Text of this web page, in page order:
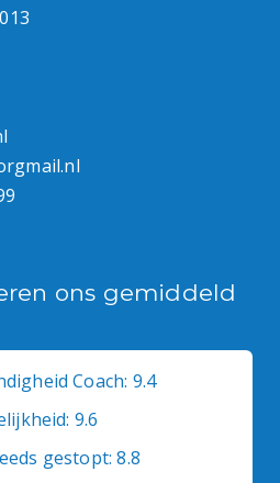
ons gemiddeld
Coach: 9.4
9.6
gestopt: 8.8